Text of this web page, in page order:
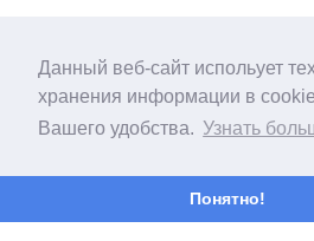
Данный веб-сайт испольует
хранения информации в
Вашего удобства. Узнать
Понятно!